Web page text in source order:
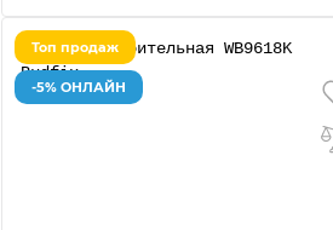
Топ продаж
-5% ОНЛАЙН